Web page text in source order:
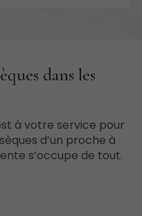
dans les
à votre service pour
d’un proche à
s’occupe de tout.